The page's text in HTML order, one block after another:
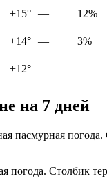
+15° —
12%
+14° —
3%
+12° — —
на 7 дней
пасмурная
погода. Столбик